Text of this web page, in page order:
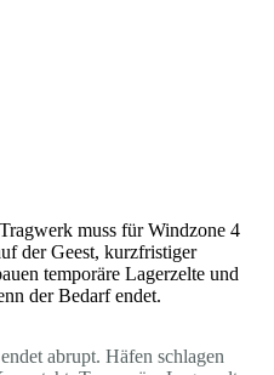
muss für Windzone 4
der Geest, kurzfristiger
temporäre Lagerzelte und
der Bedarf endet.
abrupt. Häfen schlagen